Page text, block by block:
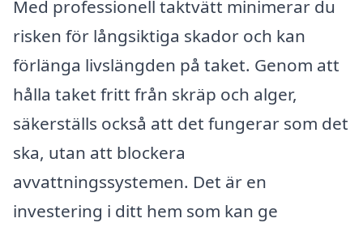
Med professionell taktvätt minimerar du
risken för långsiktiga skador och kan
förlänga livslängden på taket. Genom att
hålla taket fritt från skräp och alger,
säkerställs också att det fungerar som det
ska, utan att blockera
avvattningssystemen. Det är en
investering i ditt hem som kan ge